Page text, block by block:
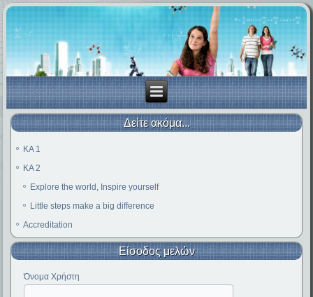
Δείτε ακόμα...
KA 1
KA 2
Explore the world, Inspire yourself
Little steps make a big difference
Accreditation
Είσοδος μελών
Όνομα Χρήστη